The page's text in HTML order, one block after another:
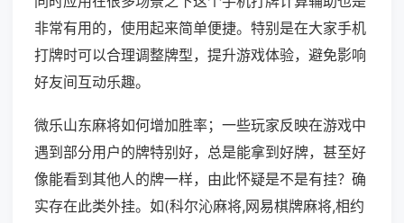
非常有用的，使用起来简单便捷。特别是在大家手机
打牌时可以合理调整牌型，提升游戏体验，避免影响
好友间互动乐趣。
微乐山东麻将如何增加胜率；一些玩家反映在游戏中
遇到部分用户的牌特别好，总是能拿到好牌，甚至好
像能看到其他人的牌一样，由此怀疑是不是有挂？确
实存在此类外挂。如(科尔沁麻将,网易棋牌麻将,相约